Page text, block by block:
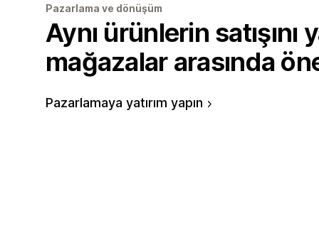
Pazarlama ve dönüşüm
Aynı ürünlerin satışını
mağazalar arasında
Pazarlamaya yatırım yapın